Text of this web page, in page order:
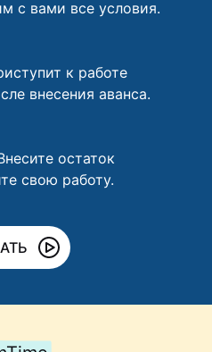
с вами все условия.
к работе
внесения аванса.
остаток
свою работу.